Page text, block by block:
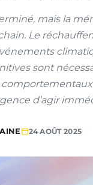
mais la
Le
sont
d’agir
24 AOÛT 2025